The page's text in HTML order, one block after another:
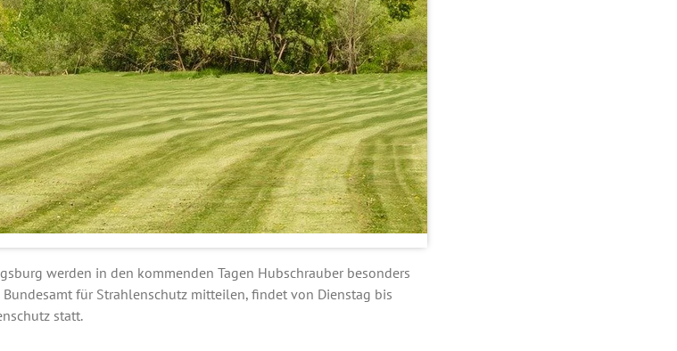
werden in den kommenden Tagen Hubschrauber besonders
für Strahlenschutz mitteilen, findet von Dienstag bis
statt.